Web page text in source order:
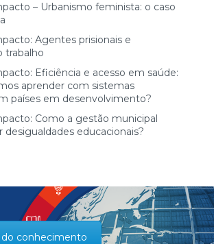
– Urbanismo feminista: o caso
Agentes prisionais e
trabalho
Eficiência e acesso em saúde:
aprender com sistemas
países em desenvolvimento?
Como a gestão municipal
desigualdades educacionais?
do conhecimento